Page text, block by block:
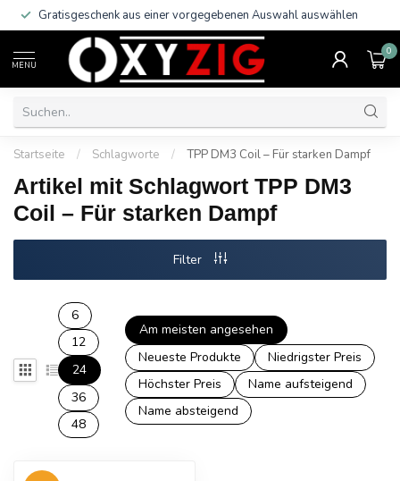
Gratisgeschenk aus einer vorgegebenen Auswahl auswählen
MENU
0
Startseite / Schlagworte / TPP DM3 Coil – Für starken Dampf
Artikel mit Schlagwort TPP DM3
Coil – Für starken Dampf
Filter
6
12
24
36
48
Am meisten angesehen
Neueste Produkte
Niedrigster Preis
Höchster Preis
Name aufsteigend
Name absteigend